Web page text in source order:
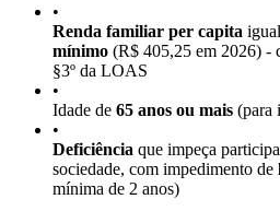
•
Renda familiar per capita
mínimo (R$ 405,25 em 2026) -
§3º da LOAS
•
Idade de 65 anos ou mais (para
•
Deficiência que impeça
sociedade, com impedimento de
mínima de 2 anos)